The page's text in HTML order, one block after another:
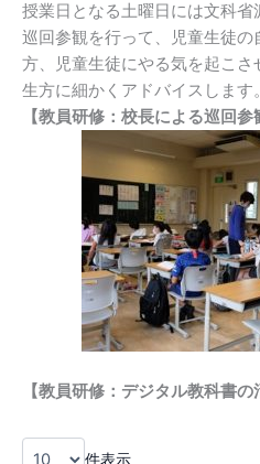
授業日となる土曜日には文科
巡回参観を行って、児童生徒
方、児童生徒にやる気を起こ
生方に細かくアドバイスします。
【教員研修：校長による巡回参
【教員研修：デジタル教科書の
件表示